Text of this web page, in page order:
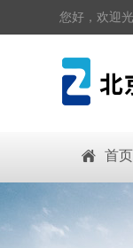
您好，欢迎
首页